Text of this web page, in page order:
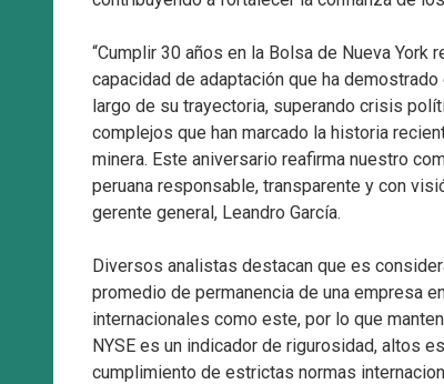
“Cumplir 30 años en la Bolsa de Nueva
capacidad de adaptación que ha
largo de su trayectoria, superando crisis
complejos que han marcado la historia
minera. Este aniversario reafirma nuestro
peruana responsable, transparente y con
gerente general, Leandro García.
Diversos analistas destacan que es
promedio de permanencia de una empresa
internacionales como este, por lo que
NYSE es un indicador de rigurosidad, altos
cumplimiento de estrictas normas